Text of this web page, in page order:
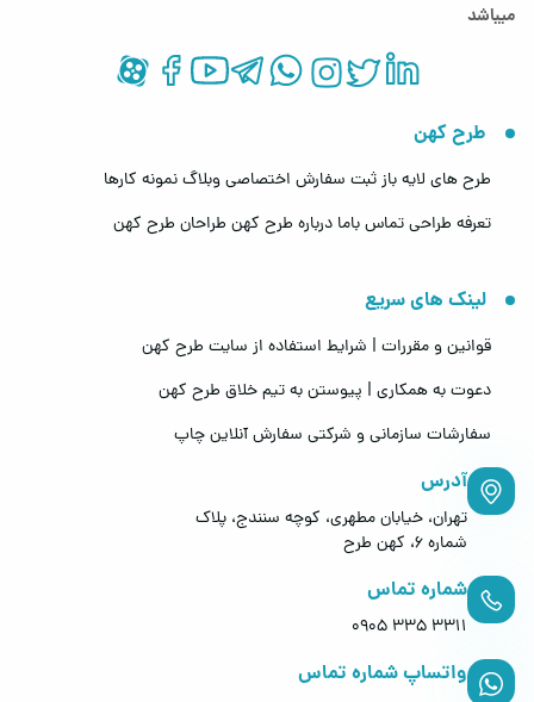
میباشد
طرح کهن
طرح های لایه بازثبت سفارش اختصاصیوبلاگنمونه کارها
تعرفه طراحیتماس باما درباره طرح کهن طراحان طرح کهن
لینک های سریع
قوانین و مقررات | شرایط استفاده از سایت طرح کهن
دعوت به همکاری | پیوستن به تیم خلاق طرح کهن
سفارشات سازمانی و شرکتی سفارش آنلاین چاپ
آدرس
تهران، خیابان مطهری، کوچه سنندج، پلاک
شماره 6، کهن طرح
شماره تماس
0905 335 3311
واتساپ شماره تماس